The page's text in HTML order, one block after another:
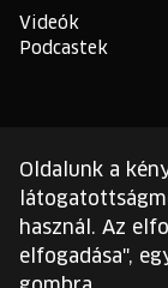
Videók
Podcastek
TLDR
Általános
Feltételek
Sütikezelési
Oldalunk a
használ. Az
elfogadása",